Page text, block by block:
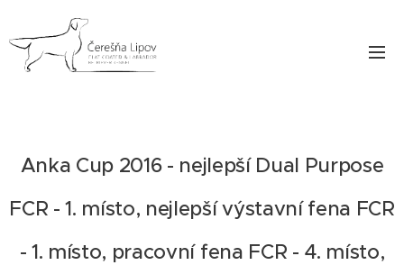
Anka Cup 2016 - nejlepší Dual Purpose
FCR - 1. místo, nejlepší výstavní fena FCR
- 1. místo, pracovní fena FCR - 4. místo,